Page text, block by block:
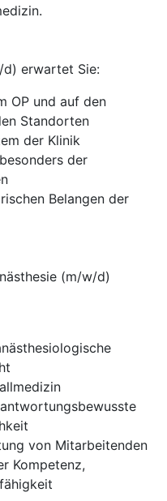
d) erwartet Sie:
OP und auf den
Standorten
der Klinik
der
Belangen der
(m/w/d)
von Mitarbeitenden
Kompetenz,